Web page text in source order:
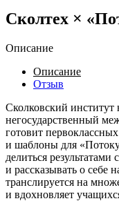
Сколтех ×
Описание
Описание
Отзыв
Сколковский
негосударственный
готовит
и шаблоны для
делиться
и рассказывать о себе
транслируется на
и вдохновляет